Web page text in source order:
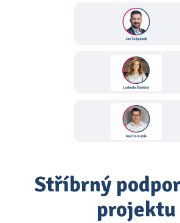
Stříbrný
projektu